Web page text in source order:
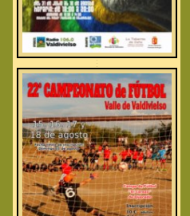
.
.
.